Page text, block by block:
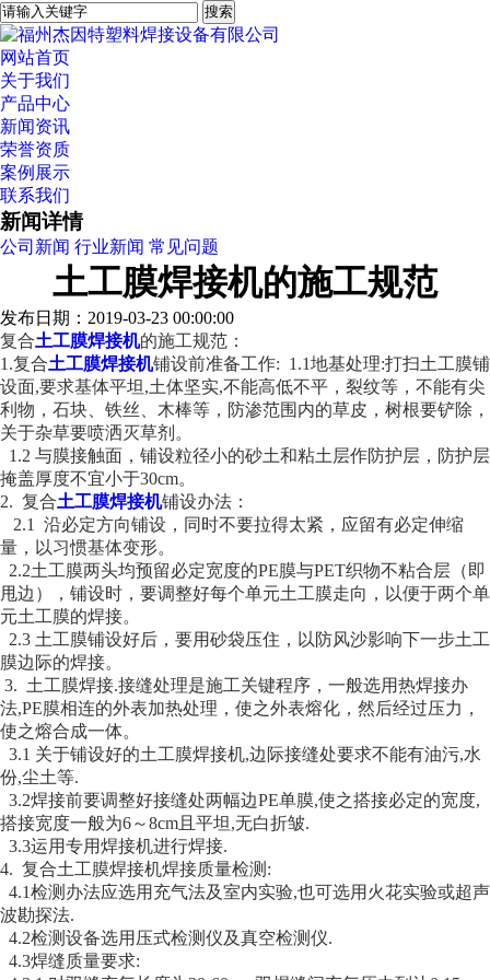
网站首页
关于我们
产品中心
新闻资讯
荣誉资质
案例展示
联系我们
新闻详情
公司新闻 行业新闻 常见问题
土工膜焊接机的施工规范
发布日期：2019-03-23 00:00:00
复合土工膜焊接机的施工规范：
1.复合土工膜焊接机铺设前准备工作: 1.1地基处理:打扫土工膜铺
设面,要求基体平坦,土体坚实,不能高低不平，裂纹等，不能有尖
利物，石块、铁丝、木棒等，防渗范围内的草皮，树根要铲除，
关于杂草要喷洒灭草剂。
1.2 与膜接触面，铺设粒径小的砂土和粘土层作防护层，防护层
掩盖厚度不宜小于30cm。
2. 复合土工膜焊接机铺设办法：
2.1 沿必定方向铺设，同时不要拉得太紧，应留有必定伸缩
量，以习惯基体变形。
2.2土工膜两头均预留必定宽度的PE膜与PET织物不粘合层（即
甩边），铺设时，要调整好每个单元土工膜走向，以便于两个单
元土工膜的焊接。
2.3 土工膜铺设好后，要用砂袋压住，以防风沙影响下一步土工
膜边际的焊接。
3. 土工膜焊接.接缝处理是施工关键程序，一般选用热焊接办
法,PE膜相连的外表加热处理，使之外表熔化，然后经过压力，
使之熔合成一体。
3.1 关于铺设好的土工膜焊接机,边际接缝处要求不能有油污,水
份,尘土等.
3.2焊接前要调整好接缝处两幅边PE单膜,使之搭接必定的宽度,
搭接宽度一般为6～8cm且平坦,无白折皱.
3.3运用专用焊接机进行焊接.
4. 复合土工膜焊接机焊接质量检测:
4.1检测办法应选用充气法及室内实验,也可选用火花实验或超声
波勘探法.
4.2检测设备选用压式检测仪及真空检测仪.
4.3焊缝质量要求: